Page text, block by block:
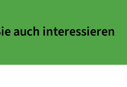
auch interessieren